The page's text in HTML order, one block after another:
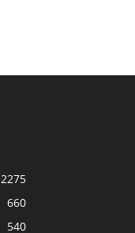
2275
660
540